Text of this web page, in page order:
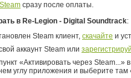
Steam сразу после оплаты.
в Re-Legion - Digital Soundtrack:
Steam клиент, скачайте и
аккаунт Steam или
«Активировать через
углу приложения и выберите там